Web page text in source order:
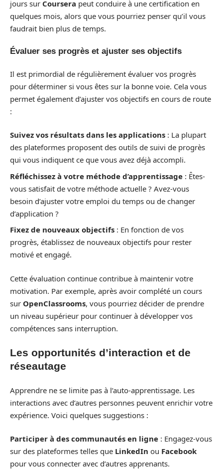
jours sur Coursera peut conduire à une certification en
quelques mois, alors que vous pourriez penser qu’il vous
faudrait bien plus de temps.
Évaluer ses progrès et ajuster ses objectifs
Il est primordial de régulièrement évaluer vos progrès
pour déterminer si vous êtes sur la bonne voie. Cela vous
permet également d’ajuster vos objectifs en cours de route
:
Suivez vos résultats dans les applications : La plupart
des plateformes proposent des outils de suivi de progrès
qui vous indiquent ce que vous avez déjà accompli.
Réfléchissez à votre méthode d’apprentissage : Êtes-
vous satisfait de votre méthode actuelle ? Avez-vous
besoin d’ajuster votre emploi du temps ou de changer
d’application ?
Fixez de nouveaux objectifs : En fonction de vos
progrès, établissez de nouveaux objectifs pour rester
motivé et engagé.
Cette évaluation continue contribue à maintenir votre
motivation. Par exemple, après avoir complété un cours
sur OpenClassrooms, vous pourriez décider de prendre
un niveau supérieur pour continuer à développer vos
compétences sans interruption.
Les opportunités d’interaction et de
réseautage
Apprendre ne se limite pas à l’auto-apprentissage. Les
interactions avec d’autres personnes peuvent enrichir votre
expérience. Voici quelques suggestions :
Participer à des communautés en ligne : Engagez-vous
sur des plateformes telles que LinkedIn ou Facebook
pour vous connecter avec d’autres apprenants.